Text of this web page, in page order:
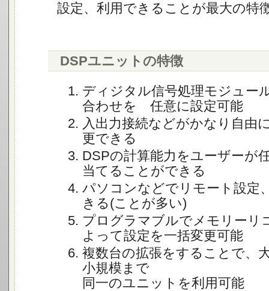
設定、利用できることが最大の特
DSPユニットの特徴
ディジタル信号処理モジュー
合わせを 任意に設定可能
入出力接続などがかなり自由
更できる
DSPの計算能力をユーザーが
当てることができる
パソコンなどでリモート設定
きる(ことが多い)
プログラマブルでメモリーリ
よって設定を一括変更可能
複数台の拡張をすることで、
小規模まで
同一のユニットを利用可能